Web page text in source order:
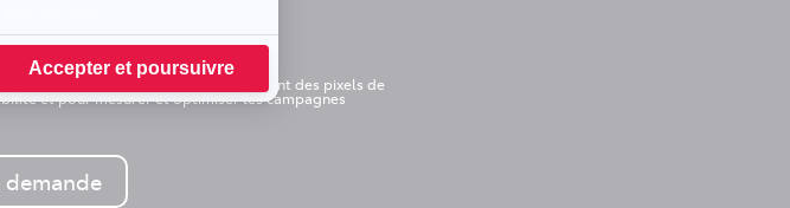
Accepter et poursuivre
MOTORS
Ces communications intègrent des pixels de
et pour mesurer et optimiser les campagnes
demande